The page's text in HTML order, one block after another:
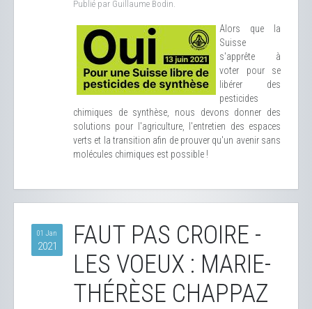
Publié par Guillaume Bodin.
Alors que la
Suisse
s'apprête à
voter pour se
libérer des
pesticides
chimiques de synthèse, nous devons donner des
solutions pour l'agriculture, l'entretien des espaces
verts et la transition afin de prouver qu'un avenir sans
molécules chimiques est possible !
01 Jan
2021
FAUT PAS CROIRE -
LES VOEUX : MARIE-
THÉRÈSE CHAPPAZ